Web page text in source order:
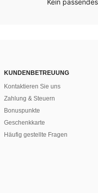
Kein
KUNDENBETREUUNG
Kontaktieren Sie uns
Zahlung & Steuern
Bonuspunkte
Geschenkkarte
Häufig gestellte Fragen